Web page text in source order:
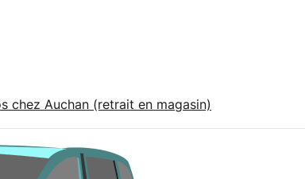
chez Auchan (retrait en magasin)